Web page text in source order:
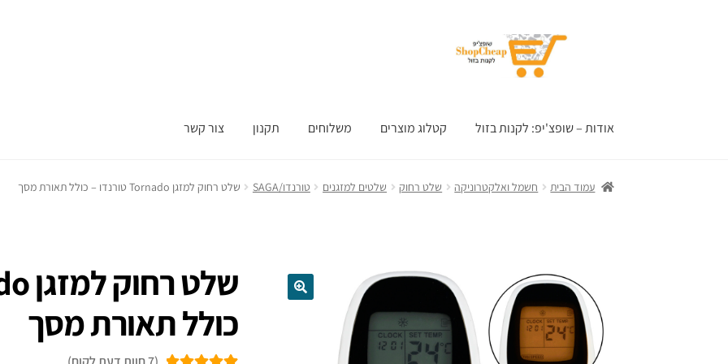
אודות – שופצ'יפ: לקנות בזול קטלוג מוצרים משלוחים תקנון צור קשר
עמוד הבית חשמל ואלקטרוניקה שלט רחוק שלטים למזגנים טורנדו/SAGA שלט רחוק למזגן Tornado טורנדו – כולל תאורת מסך
כולל תאורת מסך